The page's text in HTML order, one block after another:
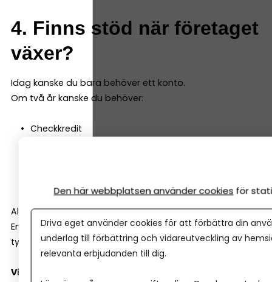
4. Finns stöd när företaget
växer?
Idag kanske du bara behöver ett konto.
Om två år kanske du behöver:
Checkkredit
Alla banker är inte lika företagsinriktade.
En del är starka på bolån och privatkunder. Andra har
tydligare fokus på småföretag.
Viktiga frågor att ställa:
Den här webbplatsen använder cookies för
Driva eget använder cookies för att förbättra din
underlag till förbättring och vidareutveckling av
relevanta erbjudanden till dig.